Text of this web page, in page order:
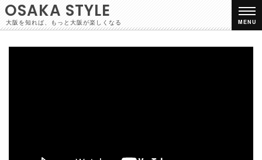
OSAKA STYLE
大阪を知れば、もっと大阪が楽しくなる MENU